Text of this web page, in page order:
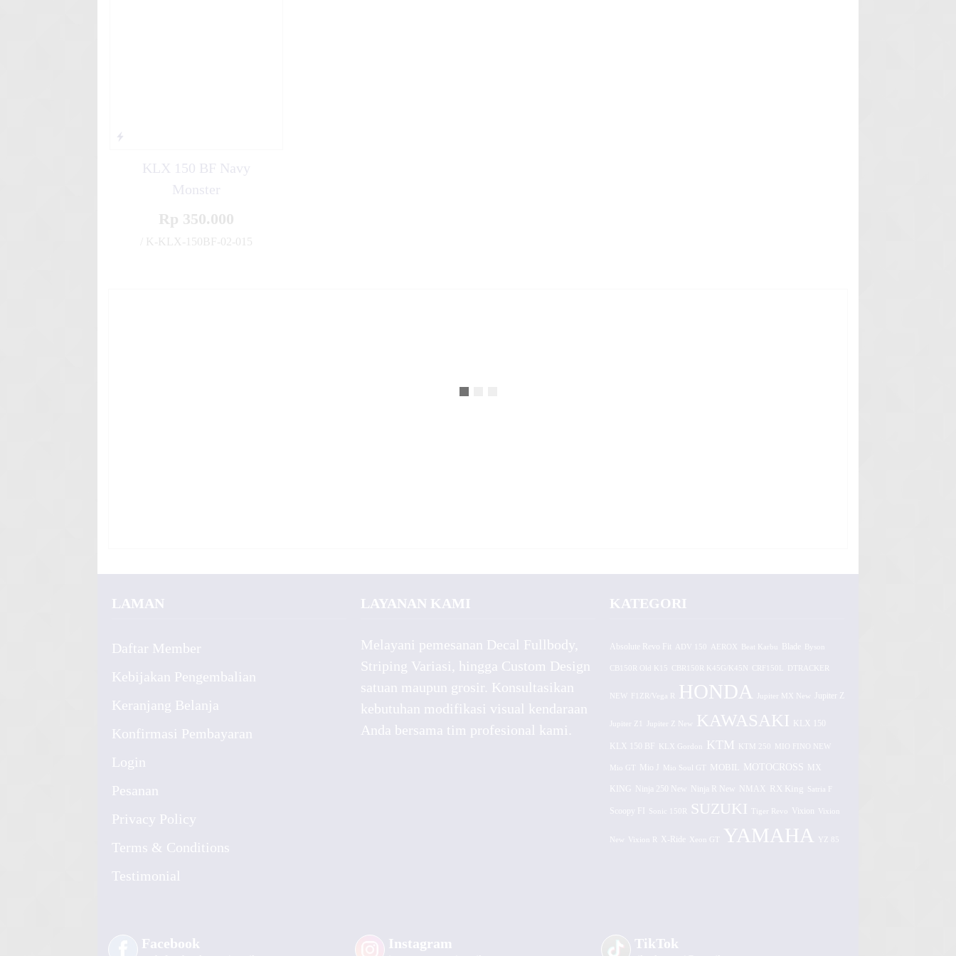
KLX 150 BF Navy
Monster
Rp 350.000
/ K-KLX-150BF-02-015
LAMAN
Daftar Member
Kebijakan Pengembalian
Keranjang Belanja
Konfirmasi Pembayaran
Login
Pesanan
Privacy Policy
Terms & Conditions
Testimonial
LAYANAN KAMI
Melayani pemesanan Decal Fullbody,
Striping Variasi, hingga Custom Design
satuan maupun grosir. Konsultasikan
kebutuhan modifikasi visual kendaraan
Anda bersama tim profesional kami.
KATEGORI
Absolute Revo Fit ADV 150 AEROX
CB150R Old K15 CBR150R K45G/K45N CRF150L DTRACKER
NEW F1ZR/Vega R HONDA Jupiter MX New Jupiter Z
Jupiter Z1 Jupiter Z New KAWASAKI KLX 150
KLX 150 BF KLX Gordon KTM KTM 250 MIO FINO NEW
Mio GT Mio J Mio Soul GT MOBIL MOTOCROSS MX
KING Ninja 250 New Ninja R New NMAX RX King Satria F
Scoopy FI Sonic 150R SUZUKI Tiger Revo Vixion Vixion
Vixion R X-Ride Xeon GT YAMAHA YZ 85
Facebook Instagram TikTok